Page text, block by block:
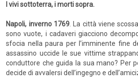
I vivi sottoterra, i morti sopra.
Napoli, inverno 1769 . La città viene
sono vuote, i cadaveri giacciono
sfocia nella paura per l’imminente fine
assassino uccide le sue vittime
conduttore che guida la sua mano? Per
decide di avvalersi dell’ingegno e